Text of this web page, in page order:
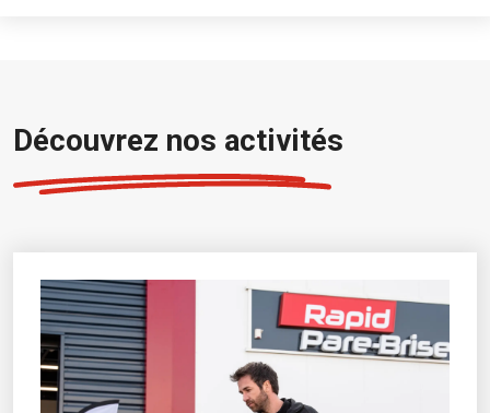
Découvrez nos activités